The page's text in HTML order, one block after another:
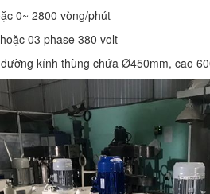
0~ 2800 vòng/phút
03 phase 380 volt
kính thùng chứa Ø450mm, cao